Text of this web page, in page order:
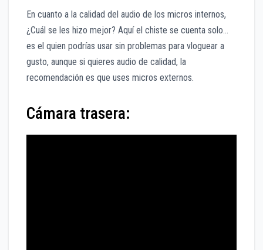
En cuanto a la calidad del audio de los micros internos,
¿Cuál se les hizo mejor? Aquí el chiste se cuenta solo…
es el quien podrías usar sin problemas para vloguear a
gusto, aunque si quieres audio de calidad, la
recomendación es que uses micros externos.
Cámara trasera: